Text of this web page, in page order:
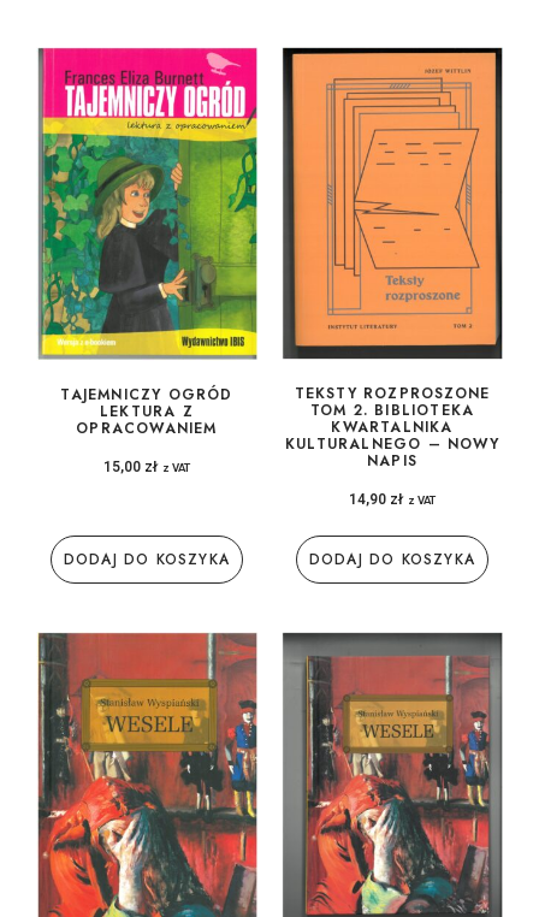
TAJEMNICZY OGRÓD
LEKTURA Z
OPRACOWANIEM
15,00 zł z VAT
DODAJ DO KOSZYKA
TEKSTY ROZPROSZONE
TOM 2. BIBLIOTEKA
KWARTALNIKA
KULTURALNEGO – NOWY
NAPIS
14,90 zł z VAT
DODAJ DO KOSZYKA